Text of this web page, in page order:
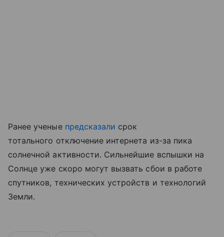
Ранее ученые предсказали срок
тотального отключение интернета из-за пика
солнечной активности. Сильнейшие вспышки на
Солнце уже скоро могут вызвать сбои в работе
спутников, технических устройств и технологий
Земли.